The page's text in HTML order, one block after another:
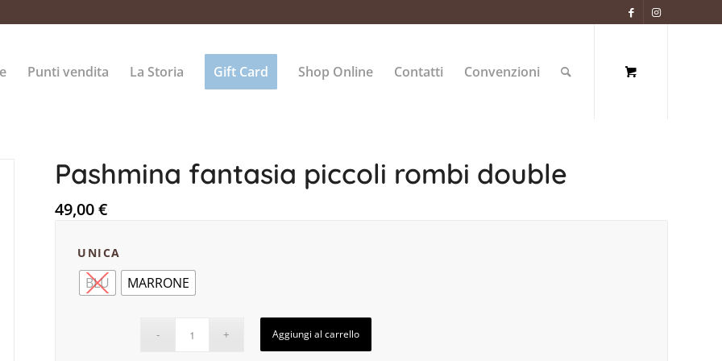
Punti vendita La Storia Gift Card Shop Online Contatti Convenzioni
Pashmina fantasia piccoli rombi double
49,00€
UNICA
BLU MARRONE
Aggiungi al carrello